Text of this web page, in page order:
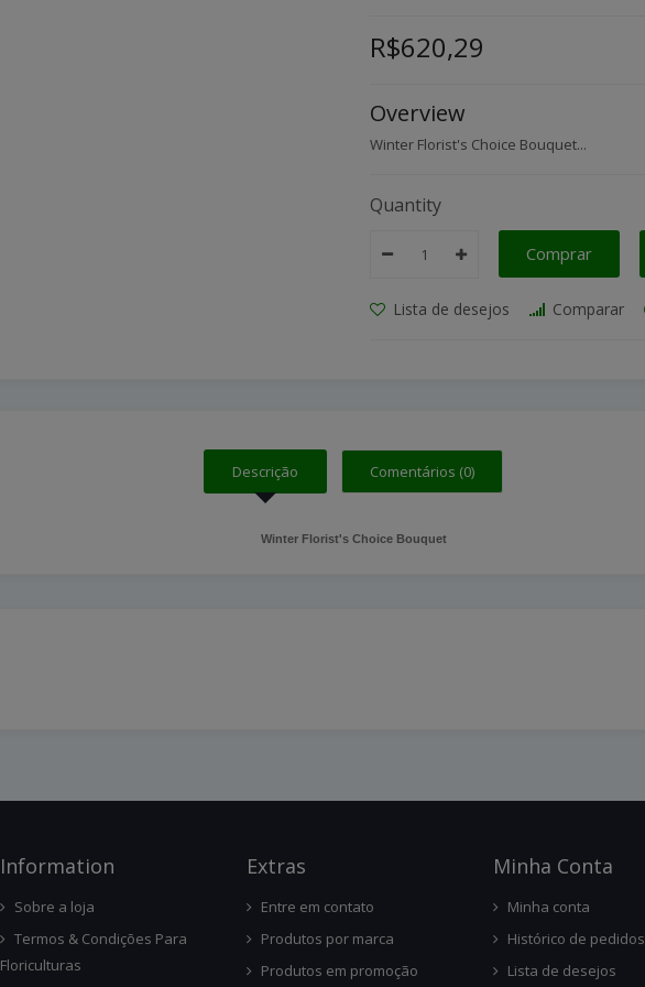
R$620,29
Overview
Winter Florist's Choice Bouquet...
Quantity
Comprar
Lista de desejos Comparar
Descrição Comentários (0)
Winter Florist's Choice Bouquet
InforMation
Sobre a loja
Termos & Condições Para
Floriculturas
ExtRas
Entre em contato
Produtos por marca
Produtos em promoção
Minha Conta
Minha conta
Histórico de pedidos
Lista de desejos